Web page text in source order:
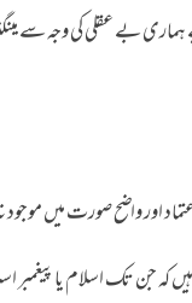
بے عقلی کی وجہ سے
کہ جن تک اسلام یا پیغمبر